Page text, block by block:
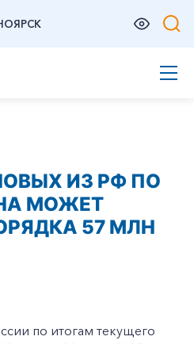
ИЗ РФ ПО
МОЖЕТ
57 МЛН
по итогам текущего